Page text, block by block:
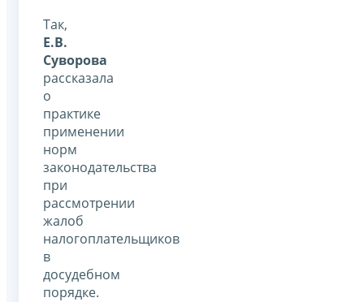
Так,
Е.В.
Суворова
рассказала
о
практике
применении
норм
законодательства
при
рассмотрении
жалоб
налогоплательщиков
в
досудебном
порядке.